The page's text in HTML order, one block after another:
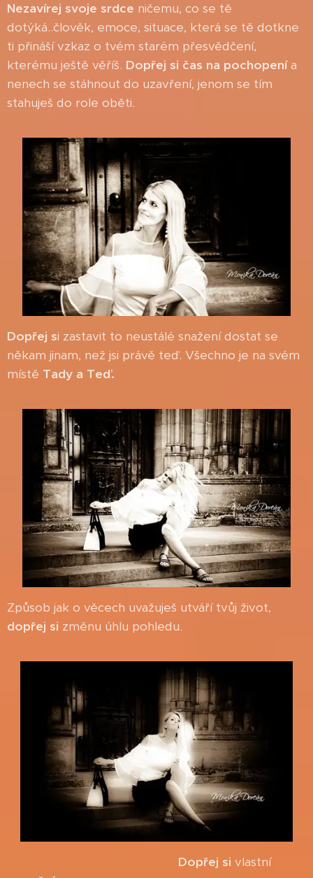
Nezavírej svoje srdce ničemu, co se tě
dotýká..člověk, emoce, situace, která se tě dotkne
ti přináší vzkaz o tvém starém přesvědčení,
kterému ještě věříš. Dopřej si čas na pochopenía
nenech se stáhnout do uzavření, jenom se tím
stahuješ do role oběti.
Dopřej si zastavit to neustálé snažení dostat se
někam jinam, než jsi právě teď. Všechno je na svém
místě Tady a Teď.
Způsob jak o věcech uvažuješ utváří tvůj život,
dopřej si změnu úhlu pohledu.
Dopřej si vlastní